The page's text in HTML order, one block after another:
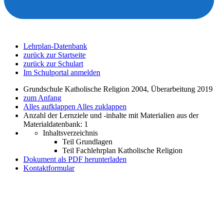
Lehrplan-Datenbank
zurück zur Startseite
zurück zur Schulart
Im Schulportal anmelden
Grundschule Katholische Religion 2004, Überarbeitung 2019
zum Anfang
Alles aufklappen Alles zuklappen
Anzahl der Lernziele und -inhalte mit Materialien aus der
Materialdatenbank: 1
Inhaltsverzeichnis
Teil Grundlagen
Teil Fachlehrplan Katholische Religion
Dokument als PDF herunterladen
Kontaktformular